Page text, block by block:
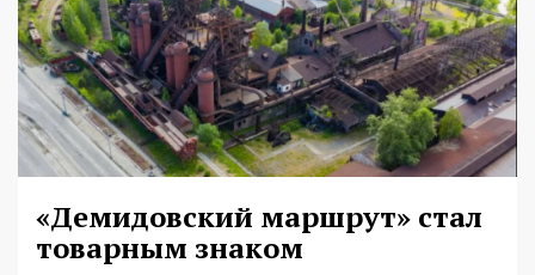
«Демидовский маршрут» стал
товарным знаком